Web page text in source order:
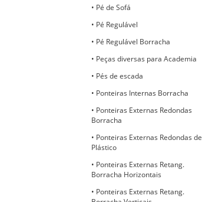
Pé de Sofá
Pé Regulável
Pé Regulável Borracha
Peças diversas para Academia
Pés de escada
Ponteiras Internas Borracha
Ponteiras Externas Redondas
Borracha
Ponteiras Externas Redondas de
Plástico
Ponteiras Externas Retang.
Borracha Horizontais
Ponteiras Externas Retang.